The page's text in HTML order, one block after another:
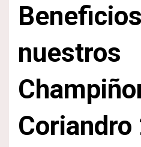
nuestros
Coriandro